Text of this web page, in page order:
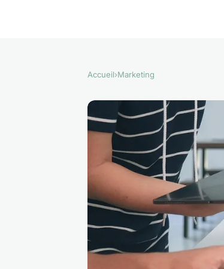
Accueil›Marketing